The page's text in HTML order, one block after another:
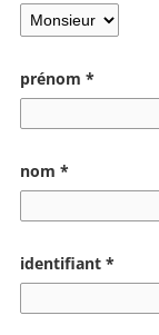
prénom *
nom *
identifiant *